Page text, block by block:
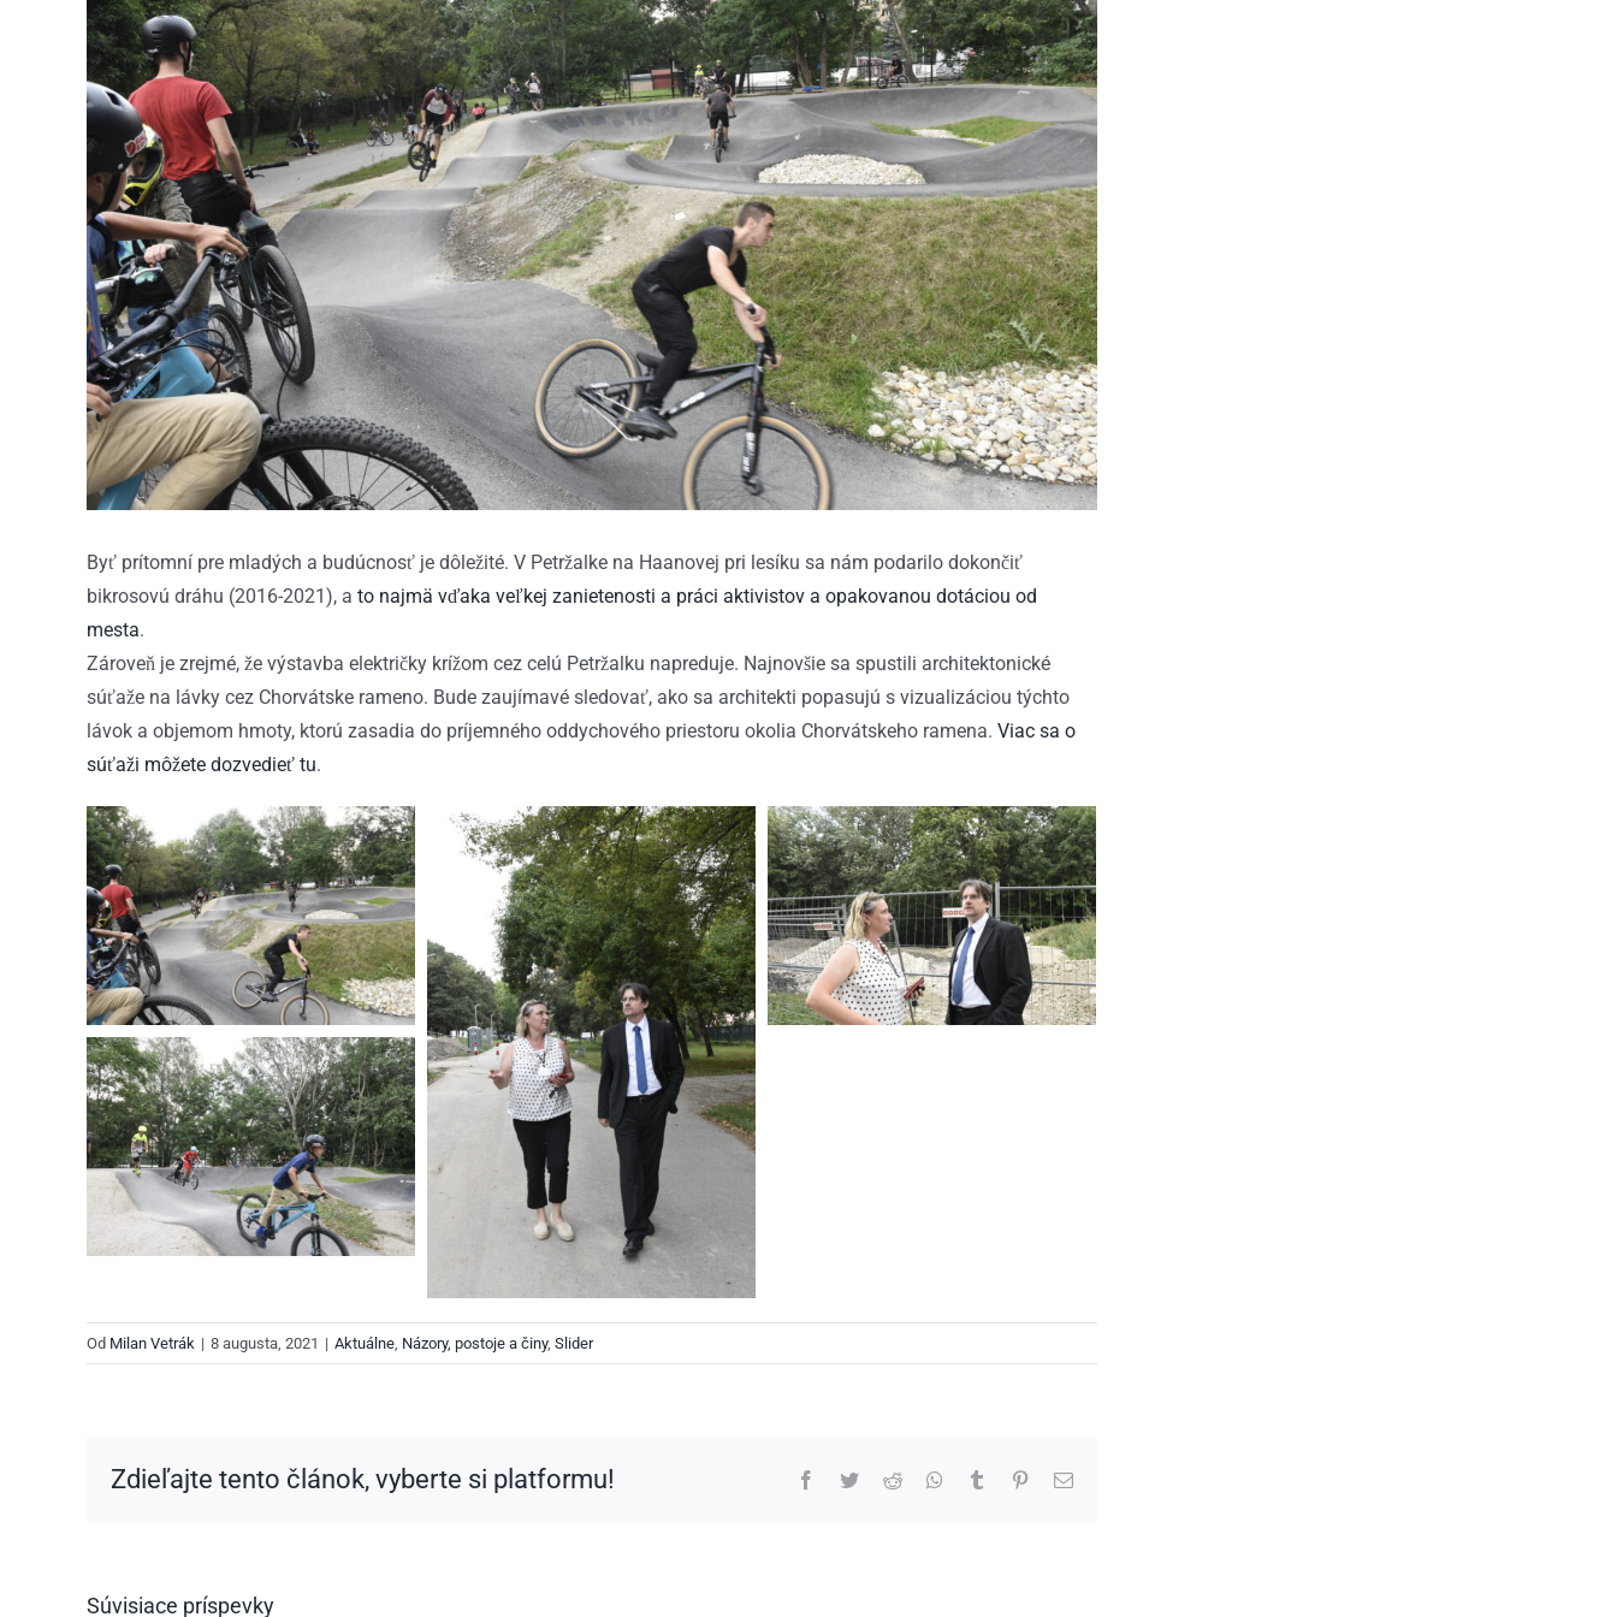
Byť prítomní pre mladých a budúcnosť je dôležité. V Petržalke na Haanovej pri lesíku sa nám podarilo dokončiť
bikrosovú dráhu (2016-2021), a to najmä vďaka veľkej zanietenosti a práci aktivistov a opakovanou dotáciou od
mesta.
Zároveň je zrejmé, že výstavba električky krížom cez celú Petržalku napreduje. Najnovšie sa spustili architektonické
súťaže na lávky cez Chorvátske rameno. Bude zaujímavé sledovať, ako sa architekti popasujú s vizualizáciou týchto
lávok a objemom hmoty, ktorú zasadia do príjemného oddychového priestoru okolia Chorvátskeho ramena. Viac sa o
súťaži môžete dozvedieť tu.
Od Milan Vetrák | 8 augusta, 2021 | Aktuálne Názory, postoje a činy, Slider
Zdieľajte tento článok, vyberte si platformu! Facebook
TwitterReddit WhatsApp
Tumblr PinterestEmail
Súvisiace príspevky